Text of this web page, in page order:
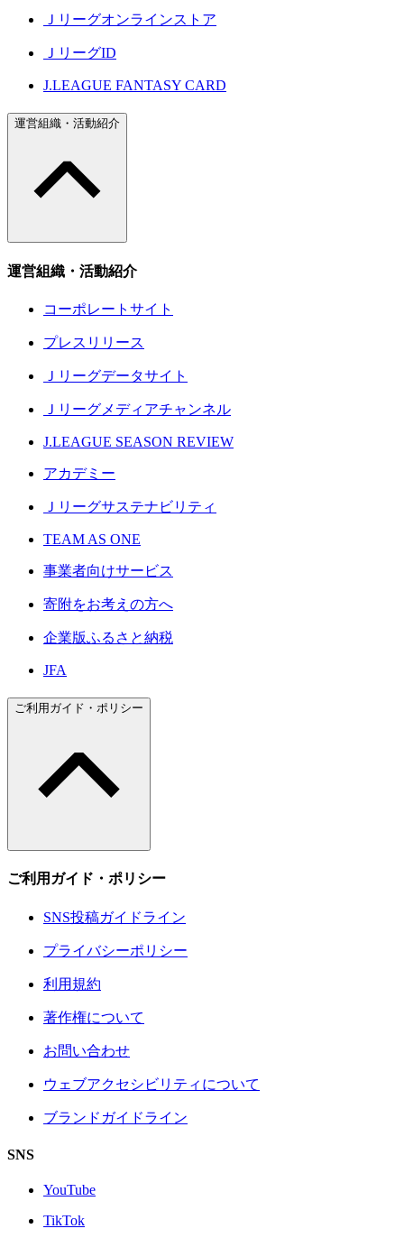
Ｊリーグオンラインストア
ＪリーグID
J.LEAGUE FANTASY CARD
運営組織・活動紹介
運営組織・活動紹介
コーポレートサイト
プレスリリース
Ｊリーグデータサイト
Ｊリーグメディアチャンネル
J.LEAGUE SEASON REVIEW
アカデミー
Ｊリーグサステナビリティ
TEAM AS ONE
事業者向けサービス
寄附をお考えの方へ
企業版ふるさと納税
JFA
ご利用ガイド・ポリシー
ご利用ガイド・ポリシー
SNS投稿ガイドライン
プライバシーポリシー
利用規約
著作権について
お問い合わせ
ウェブアクセシビリティについて
ブランドガイドライン
SNS
YouTube
TikTok